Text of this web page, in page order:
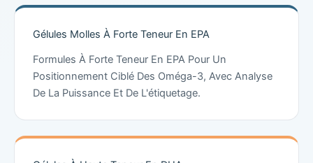
Gélules Molles À Forte Teneur En EPA
Formules À Forte Teneur En EPA Pour Un
Positionnement Ciblé Des Oméga-3, Avec Analyse
De La Puissance Et De L'étiquetage.